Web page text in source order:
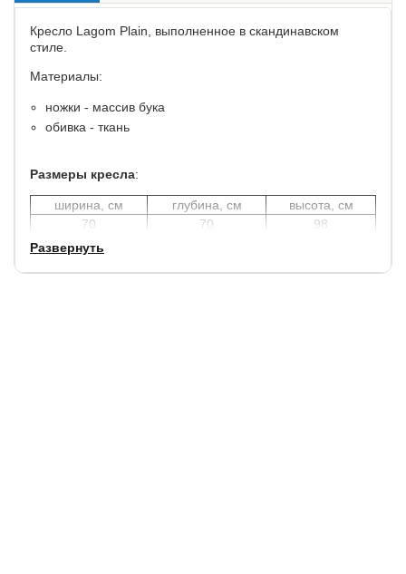
Кресло Lagom Plain, выполненное в скандинавском
стиле.
Материалы:
ножки - массив бука
обивка - ткань
Размеры кресла:
ширина, см глубина, см
высота, см
70
70 98
Высота сиденья: 46 см.
Развернуть